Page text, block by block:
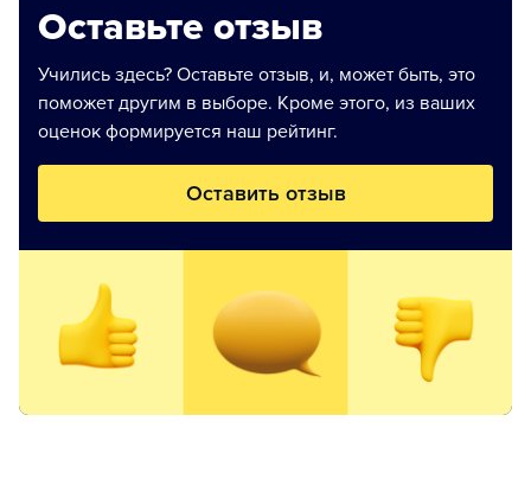
Оставьте отзыв
Учились здесь? Оставьте отзыв, и, может быть, это
поможет другим в выборе. Кроме этого, из ваших
оценок формируется наш рейтинг.
Оставить отзыв